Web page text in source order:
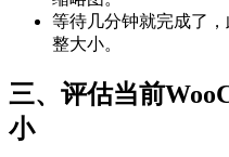
等待几分钟就完成了
整大小。
三、评估当前
小